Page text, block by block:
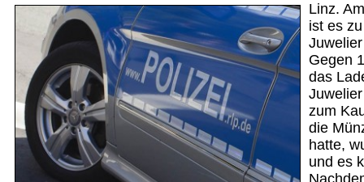
Linz.
ist es
Gegen
das
zum
die
hatte,
und es